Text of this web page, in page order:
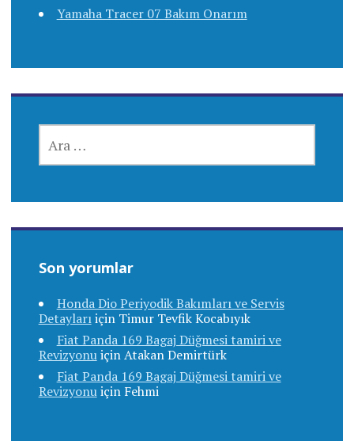
Yamaha Tracer 07 Bakım Onarım
Son yorumlar
Honda Dio Periyodik Bakımları ve Servis
Detaylarıiçin Timur Tevfik Kocabıyık
Fiat Panda 169 Bagaj Düğmesi tamiri ve
RevizyonuiçinAtakan Demirtürk
Fiat Panda 169 Bagaj Düğmesi tamiri ve
Revizyonuiçin Fehmi